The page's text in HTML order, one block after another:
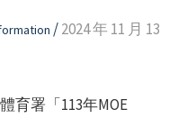
/2024 年 11 月 13
育署「113年MOE